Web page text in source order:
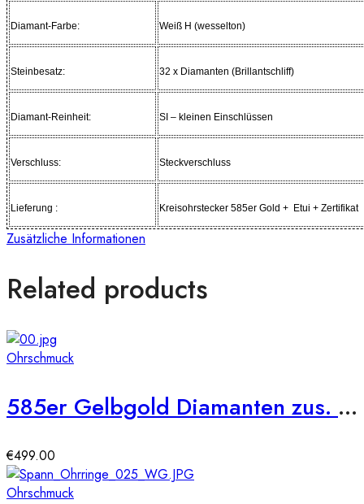
Diamant-Farbe: Weiß H (wesselton)
Steinbesatz: 32 x Diamanten (Brillantschliff)
Diamant-Reinheit: SI – kleinen Einschlüssen
Verschluss: Steckverschluss
Lieferung : Kreisohrstecker 585er Gold + Etui +
Zusätzliche Informationen
Related products
Ohrschmuck
585er Gelbgold Diamanten zus. 0,21ct. Ohrstecker
€499.00
Ohrschmuck